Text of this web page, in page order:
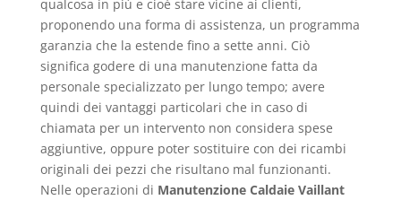
qualcosa in più e cioè stare vicine ai clienti,
proponendo una forma di assistenza, un programma
garanzia che la estende fino a sette anni. Ciò
significa godere di una manutenzione fatta da
personale specializzato per lungo tempo; avere
quindi dei vantaggi particolari che in caso di
chiamata per un intervento non considera spese
aggiuntive, oppure poter sostituire con dei ricambi
originali dei pezzi che risultano mal funzionanti.
Nelle operazioni di Manutenzione Caldaie Vaillant